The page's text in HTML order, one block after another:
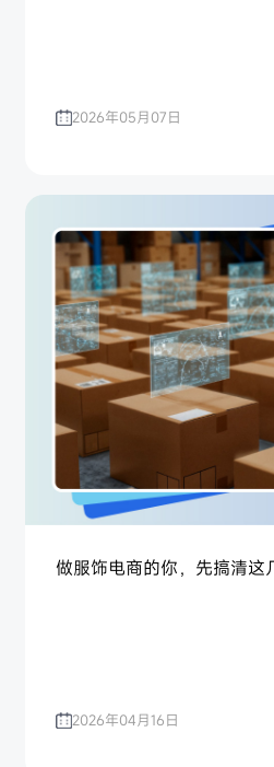
2026年05月07日
做服饰电商的你，先搞清这
2026年04月16日